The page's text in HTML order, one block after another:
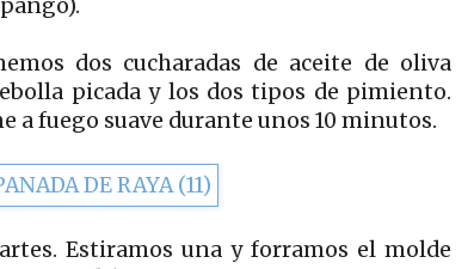
dos cucharadas de aceite de oliva
picada y los dos tipos de pimiento.
a fuego suave durante unos 10 minutos.
Estiramos una y forramos el molde